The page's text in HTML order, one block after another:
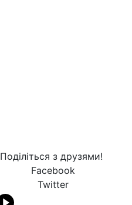
Поділіться з друзями!
Facebook
Twitter